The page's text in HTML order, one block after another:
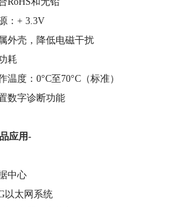
：+ 3.3V
外壳，降低电磁干扰
耗
温度：0°C至70°C（标准）
数字诊断功能
应用-
中心
以太网系统